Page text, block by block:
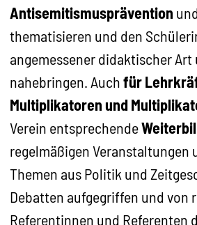
Antisemitismusprävention
thematisieren und den
angemessener didaktischer Art
nahebringen. Auchfür
Multiplikatoren und
Verein entsprechende
regelmäßigen Veranstaltungen
Themen aus Politik und
Debatten aufgegriffen und von
Referentinnen und Referenten